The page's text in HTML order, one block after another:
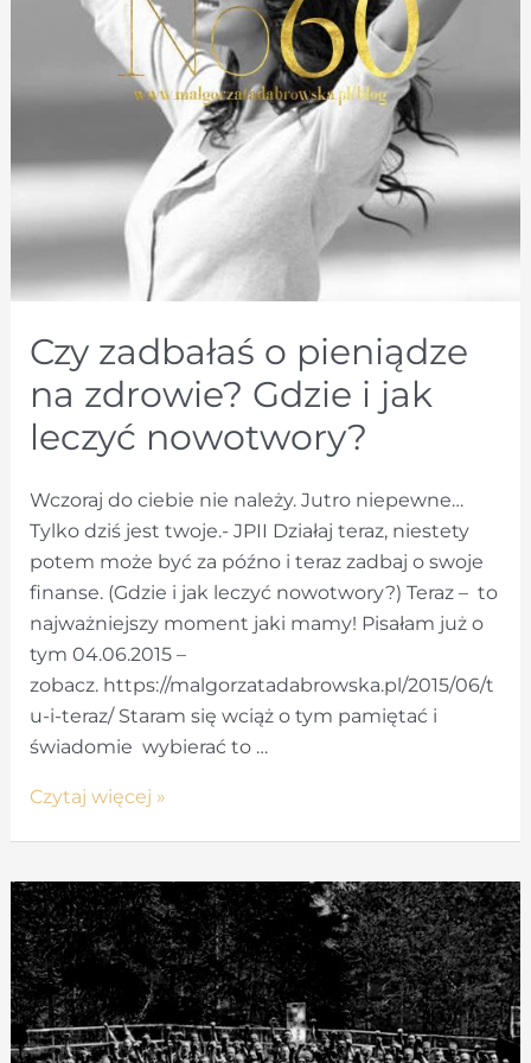
Czy zadbałaś o pieniądze
na zdrowie? Gdzie i jak
leczyć nowotwory?
Wczoraj do ciebie nie należy. Jutro niepewne…
Tylko dziś jest twoje.- JPII Działaj teraz, niestety
potem może być za późno i teraz zadbaj o swoje
finanse. (Gdzie i jak leczyć nowotwory?) Teraz – to
najważniejszy moment jaki mamy! Pisałam już o
tym 04.06.2015 –
zobacz. https://malgorzatadabrowska.pl/2015/06/t
u-i-teraz/ Staram się wciąż o tym pamiętać i
świadomie wybierać to …
Czy
pieniądze
na
zdrowie?
Gdzie
i
jak
Czytaj więcej »